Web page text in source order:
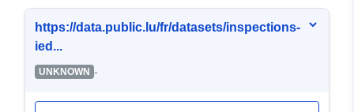
https://data.public.lu/fr/datasets/inspections-
ied...
UNKNOWN -